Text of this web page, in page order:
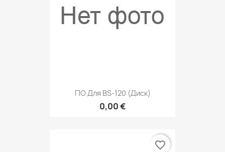
ПО Для BS-120 (диск)
0,00 €
favorite_border